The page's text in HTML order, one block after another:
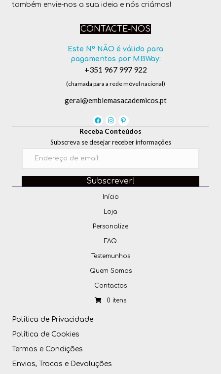
também envie-nos a sua ideia e nós criámos!
CONTACTE-NOS
Este Nº NÃO é válido para
pagamentos por MBWay:
+351 967 997 922
(chamada para a rede móvel nacional)
geral@emblemasacademicos.pt
Receba Conteúdos
Subscreva se desejar receber informações
Subscrever!
Início
Loja
Personalize
FAQ
Testemunhos
Quem Somos
Contactos
0 itens
Política de Privacidade
Política de Cookies
Termos e Condições
Envios, Trocas e Devoluções